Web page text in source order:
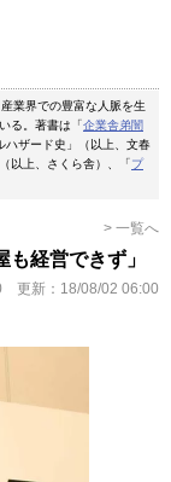
業界での豊富な人脈を生
る。著書は「企業舎弟闇
ハザード史」（以上、文春
（以上、さくら舎）、「プ
> 一覧へ
経営できず」
更新： 18/08/02 06:00